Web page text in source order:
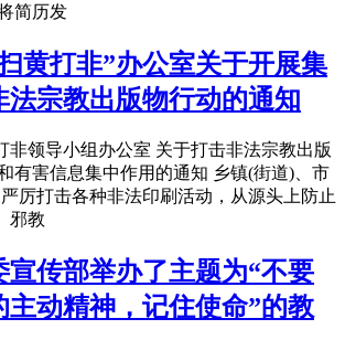
简历发
黄打非”办公室关于开展集
法宗教出版物行动的通知
非领导小组办公室 关于打击非法宗教出版
有害信息集中作用的通知 乡镇(街道)、市
厉打击各种非法印刷活动，从源头上防止
邪教
宣传部举办了主题为“不要
主动精神，记住使命”的教